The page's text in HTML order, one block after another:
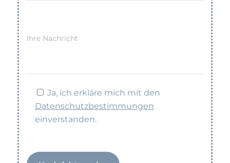
Ihre Nachricht
Ja, ich erkläre mich mit den
Datenschutzbestimmungen
einverstanden.